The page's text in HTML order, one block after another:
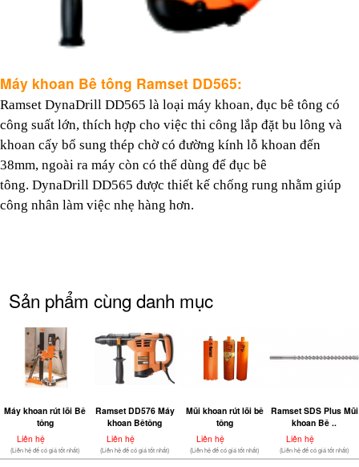
Máy khoan Bê tông Ramset DD565:
Ramset DynaDrill DD565 là loại máy khoan, đục bê tông có
công suất lớn, thích hợp cho việc thi công lắp đặt bu lông và
khoan cấy bổ sung thép chờ có đường kính lỗ khoan đến
38mm, ngoài ra máy còn có thể dùng để đục bê
tông. DynaDrill DD565 được thiết kế chống rung nhằm giúp
công nhân làm việc nhẹ hàng hơn.
Sản phẩm cùng danh mục
Máy khoan rút lõi Bê
tông
Liên hệ
(Liên hệ để có giá tốt nhất)
Ramset DD576 Máy
khoan Bêtông
Liên hệ
(Liên hệ để có giá tốt nhất)
Mũi khoan rút lõi bê
tông
Liên hệ
(Liên hệ để có giá tốt nhất)
Ramset SDS Plus Mũi
khoan Bê ..
Liên hệ
(Liên hệ để có giá tốt nhất)